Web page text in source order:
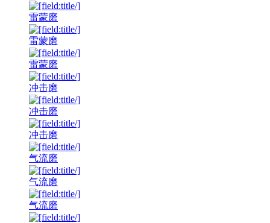
雷蒙磨
雷蒙磨
雷蒙磨
冲击磨
冲击磨
冲击磨
气流磨
气流磨
气流磨